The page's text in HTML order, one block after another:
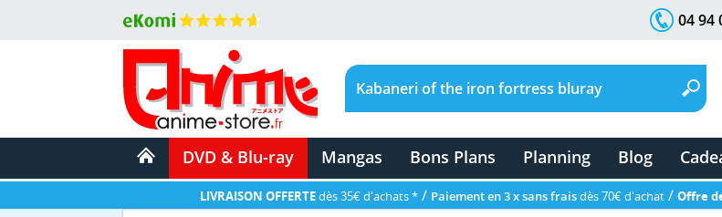
04 94
DVD & Blu-ray Mangas Bons Plans Planning Blog
LIVRAISON OFFERTEdès 35€ d'achats * / Paiement en 3 x sans fraisdès 70€ d'achat / Offre